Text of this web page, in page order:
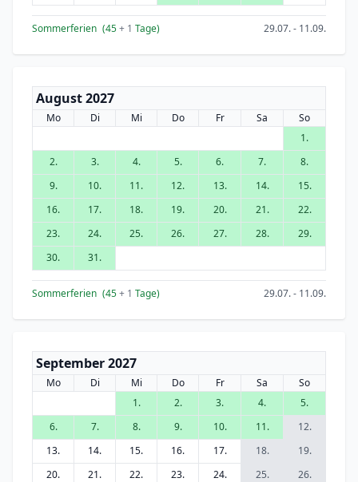
Sommerferien (45+ 1 Tage) 29.07. - 11.09.
August 2027
Mo Di Mi Do Fr Sa
So
1.
2.
3. 4. 5. 6. 7.
8.
9.
10. 11. 12. 13. 14.
15.
16.
17. 18. 19. 20. 21.
22.
23.
24. 25. 26. 27. 28.
29.
30.
31.
Sommerferien (45+ 1 Tage) 29.07. - 11.09.
September 2027
Mo Di Mi Do Fr Sa
So
1.
2. 3. 4.
5.
6.
7. 8. 9. 10. 11.
12.
13.
14. 15. 16. 17. 18.
19.
20.
21. 22. 23. 24. 25.
26.